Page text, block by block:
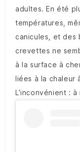
adultes. En été
températures,
canicules, et des
crevettes ne
à la surface à
liées à la chaleur
L’inconvénient :